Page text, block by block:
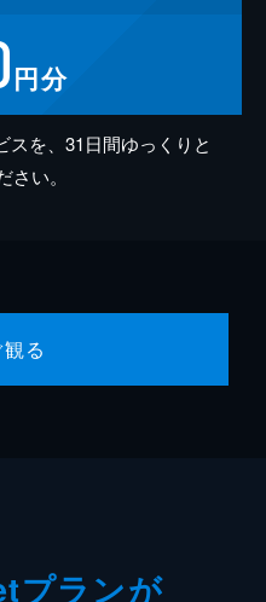
円分
スを、31日間ゆっくりと
さい。
る
プランが